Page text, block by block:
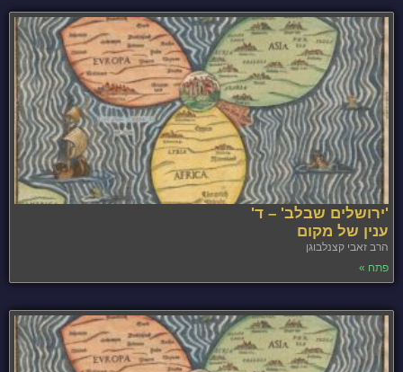
'ירושלים שבלב' – ד'
ענין של מקום
הרב זאבי קצנלבוגן
פתח »